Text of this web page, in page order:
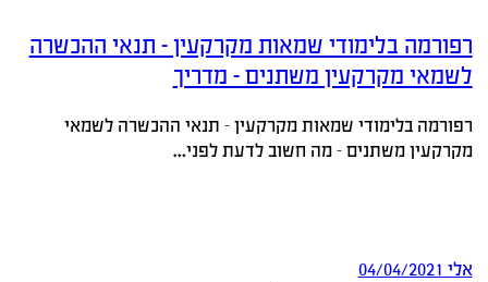
רפורמה בלימודי שמאות מקרקעין – תנאי ההכשרה
לשמאי מקרקעין משתנים – מדריך
רפורמה בלימודי שמאות מקרקעין - תנאי ההכשרה לשמאי
מקרקעין משתנים - מה חשוב לדעת לפני…
אלי 04/04/2021